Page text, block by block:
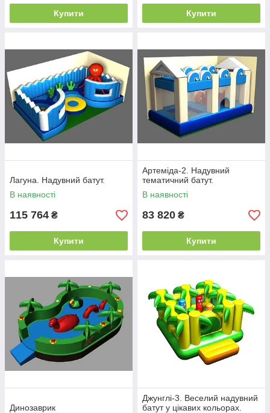
Купити Купити
Лагуна. Надувний батут.
В наявності
115 764 ₴
Купити
Артеміда-2. Надувний
тематичний батут.
В наявності
83 820 ₴
Купити
Динозаврик
Джунглі-3. Веселий надувний
батут у цікавих кольорах.